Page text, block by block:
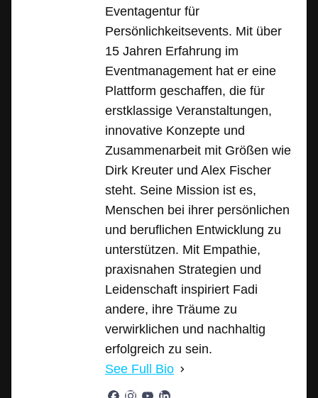
Eventagentur für
Persönlichkeitsevents. Mit über
15 Jahren Erfahrung im
Eventmanagement hat er eine
Plattform geschaffen, die für
erstklassige Veranstaltungen,
innovative Konzepte und
Zusammenarbeit mit Größen wie
Dirk Kreuter und Alex Fischer
steht. Seine Mission ist es,
Menschen bei ihrer persönlichen
und beruflichen Entwicklung zu
unterstützen. Mit Empathie,
praxisnahen Strategien und
Leidenschaft inspiriert Fadi
andere, ihre Träume zu
verwirklichen und nachhaltig
erfolgreich zu sein.
See Full Bio